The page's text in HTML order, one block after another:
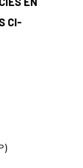
CI-